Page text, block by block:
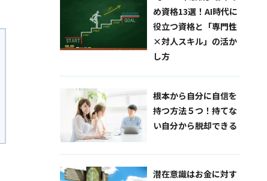
め資格13選！AI時代に
役立つ資格と「専門性
×対人スキル」の活か
し方
根本から自分に自信を
持つ方法５つ！持てな
い自分から脱却できる
潜在意識はお金に対す